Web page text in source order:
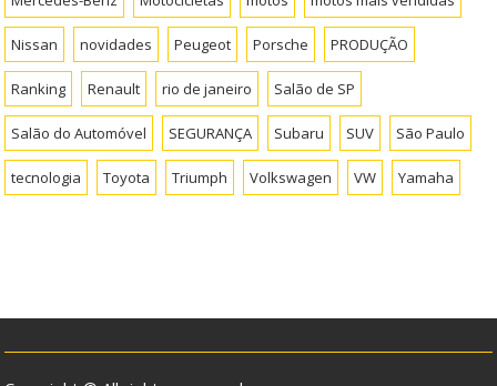
Nissan novidades Peugeot Porsche PRODUÇÃO
Ranking Renault rio de janeiro Salão de SP
Salão do Automóvel SEGURANÇA Subaru SUV São Paulo
tecnologia Toyota Triumph Volkswagen VW Yamaha